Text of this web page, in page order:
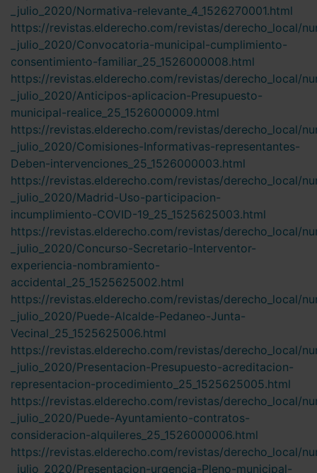
_julio_2020/Normativa-relevante_4_1526270001.html
https://revistas.elderecho.com/revistas/derecho_local/
_julio_2020/Convocatoria-municipal-cumplimiento-
consentimiento-familiar_25_1526000008.html
https://revistas.elderecho.com/revistas/derecho_local/
_julio_2020/Anticipos-aplicacion-Presupuesto-
municipal-realice_25_1526000009.html
https://revistas.elderecho.com/revistas/derecho_local/
_julio_2020/Comisiones-Informativas-representantes-
Deben-intervenciones_25_1526000003.html
https://revistas.elderecho.com/revistas/derecho_local/
_julio_2020/Madrid-Uso-participacion-
incumplimiento-COVID-19_25_1525625003.html
https://revistas.elderecho.com/revistas/derecho_local/
_julio_2020/Concurso-Secretario-Interventor-
experiencia-nombramiento-
accidental_25_1525625002.html
https://revistas.elderecho.com/revistas/derecho_local/
_julio_2020/Puede-Alcalde-Pedaneo-Junta-
Vecinal_25_1525625006.html
https://revistas.elderecho.com/revistas/derecho_local/
_julio_2020/Presentacion-Presupuesto-acreditacion-
representacion-procedimiento_25_1525625005.html
https://revistas.elderecho.com/revistas/derecho_local/
_julio_2020/Puede-Ayuntamiento-contratos-
consideracion-alquileres_25_1526000006.html
https://revistas.elderecho.com/revistas/derecho_local/
_julio_2020/Presentacion-urgencia-Pleno-municipal-